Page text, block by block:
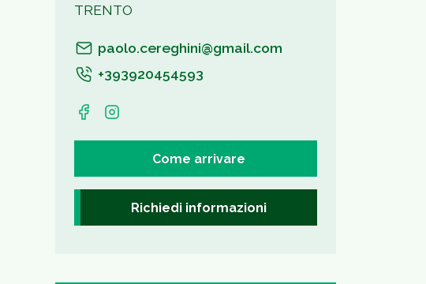
TRENTO
paolo.cereghini@gmail.com
+393920454593
Come arrivare
Richiedi informazioni